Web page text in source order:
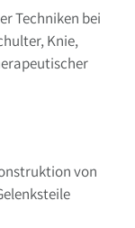
Techniken bei
Knie,
von